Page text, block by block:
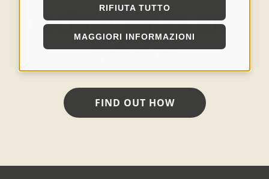
RIFIUTA TUTTO
MAGGIORI INFORMAZIONI
Technologies and
fabrics
FIND OUT HOW